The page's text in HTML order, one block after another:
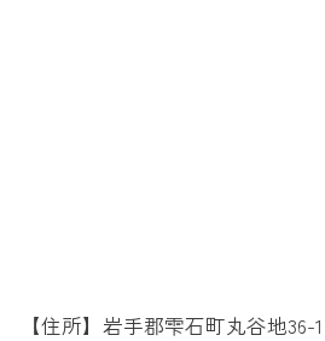
【住所】岩手郡雫石町丸谷地36-1